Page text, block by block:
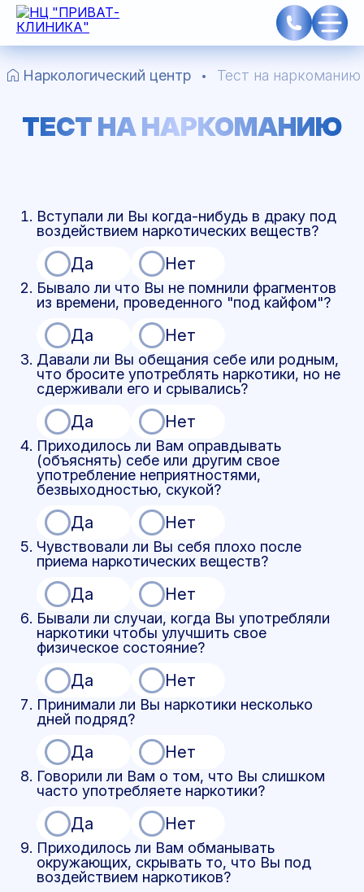
Наркологический центр Тест на наркоманию
ТЕСТ НА НАРКОМАНИЮ
Вступали ли Вы когда-нибудь в драку под
воздействием наркотических веществ?
Да Нет
Бывало ли что Вы не помнили фрагментов
из времени, проведенного "под кайфом"?
Да Нет
Давали ли Вы обещания себе или родным,
что бросите употреблять наркотики, но не
сдерживали его и срывались?
Да Нет
Приходилось ли Вам оправдывать
(объяснять) себе или другим свое
употребление неприятностями,
безвыходностью, скукой?
Да Нет
Чувствовали ли Вы себя плохо после
приема наркотических веществ?
Да Нет
Бывали ли случаи, когда Вы употребляли
наркотики чтобы улучшить свое
физическое состояние?
Да Нет
Принимали ли Вы наркотики несколько
дней подряд?
Да Нет
Говорили ли Вам о том, что Вы слишком
часто употребляете наркотики?
Да Нет
Приходилось ли Вам обманывать
окружающих, скрывать то, что Вы под
воздействием наркотиков?